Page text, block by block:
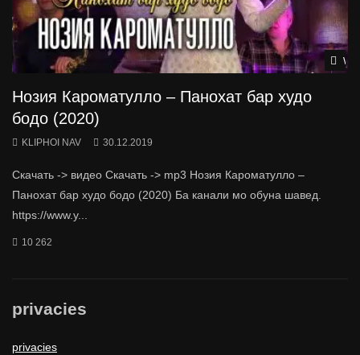
Нозия Кароматулло – Панохат бар худо
бодо (2020)
KLIPHOI NAV 30.12.2019
Скачать -> видео Скачать -> mp3 Нозия Кароматулло –
Панохат бар худо бодо (2020) Ба канали мо обуна шавед.
https://www.y...
10 262
privacies
privacies